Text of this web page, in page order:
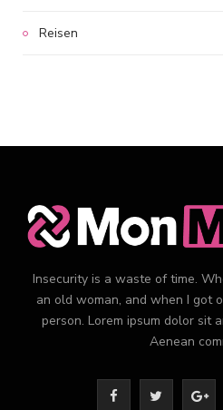
Reisen
Insecurity is a waste of time.
an old woman, and when I got
person. Lorem ipsum dolor sit
Aenean
F
G